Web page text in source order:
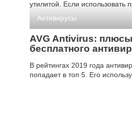
утилитой. Если использовать
Антивирусы
AVG Antivirus:
бесплатного
В рейтингах 2019 года
попадает в топ 5. Его